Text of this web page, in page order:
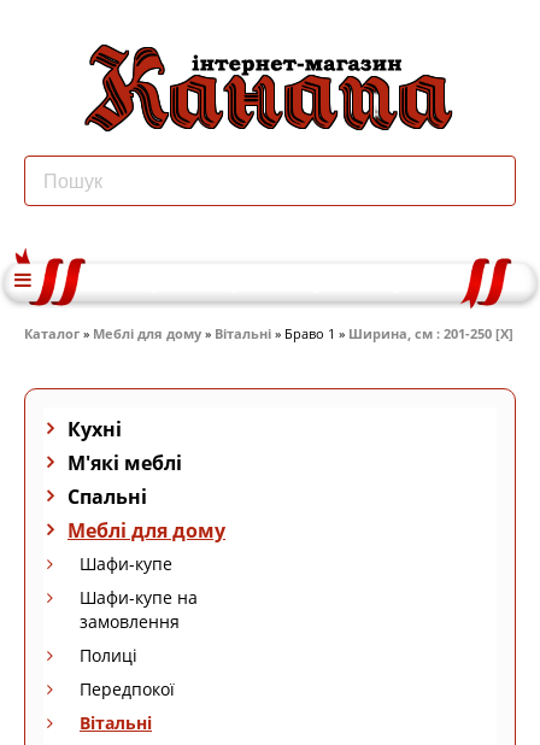
Каталог » Меблі для дому » Вітальні » Браво 1 » Ширина, см : 201-250 [X]
Кухні
М'які меблі
Спальні
Меблі для дому
Шафи-купе
Шафи-купе на
замовлення
Полиці
Передпокої
Вітальні